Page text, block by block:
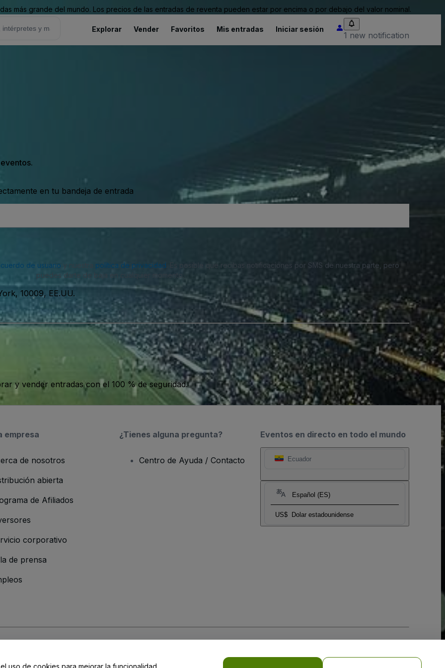
más grande del mundo. Los precios de las entradas de reventa pueden estar por encima o por debajo del valor nominal.
Explorar Vender Favoritos Mis entradas Iniciar sesión
1 new notification
en tu bandeja de entrada
de usuario política de privacidad . Es posible que recibas notificaciones por SMS de nuestra parte, pero
puedes darte de baja en cualquier momento.
10009, EE.UU.
y vender entradas con el 100 % de seguridad.
Eventos en directo en todo el mundo
Ecuador
Español (ES)
US$ Dolar estadounidense
empresa
de nosotros
abierta
de Afiliados
corporativo
de prensa
¿Tienes alguna pregunta?
Centro de Ayuda / Contacto
y de laPolítica de Privacidad para Móviles
uso de cookies para mejorar la funcionalidad